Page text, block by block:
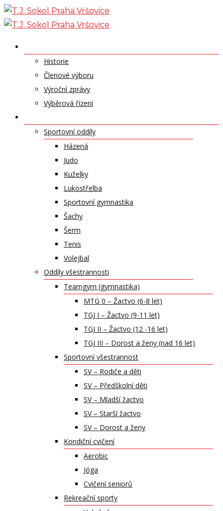
Skip
to
Historie
Členové výboru
Výroční zprávy
Výběrová řízení
Sportovní oddíly
Házená
Judo
Kuželky
Lukostřelba
Sportovní gymnastika
Šachy
Šerm
Tenis
Volejbal
Oddíly všestrannosti
Teamgym (gymnastika)
MTG 0 – Žactvo (6-8 let)
TGJ I – Žactvo (9-11 let)
TGJ II – Žactvo (12 -16 let)
TGJ III – Dorost a ženy (nad 16 let)
Sportovní všestrannost
SV – Rodiče a děti
SV – Předškolní děti
SV – Mladší žactvo
SV – Starší žactvo
SV – Dorost a ženy
Kondiční cvičení
Aerobic
Jóga
Cvičení seniorů
Rekreační sporty